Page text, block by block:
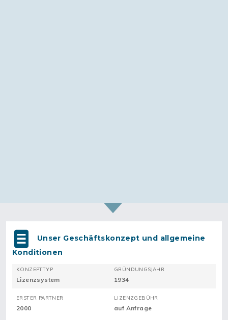
Unser Geschäftskonzept und allgemeine
Konditionen
KONZEPTTYP
Lizenzsystem
GRÜNDUNGSJAHR
1934
ERSTER PARTNER
2000
LIZENZGEBÜHR
auf Anfrage